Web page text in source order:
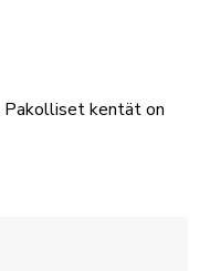
Pakolliset kentät on